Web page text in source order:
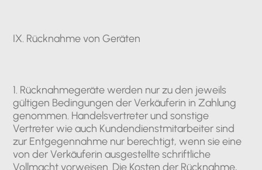
IX. Rücknahme von Geräten
1. Rücknahmegeräte werden nur zu den jeweils
gültigen Bedingungen der Verkäuferin in Zahlung
genommen. Handelsvertreter und sonstige
Vertreter wie auch Kundendienstmitarbeiter sind
zur Entgegennahme nur berechtigt, wenn sie eine
von der Verkäuferin ausgestellte schriftliche
Vollmacht vorweisen. Die Kosten der Rücknahme,